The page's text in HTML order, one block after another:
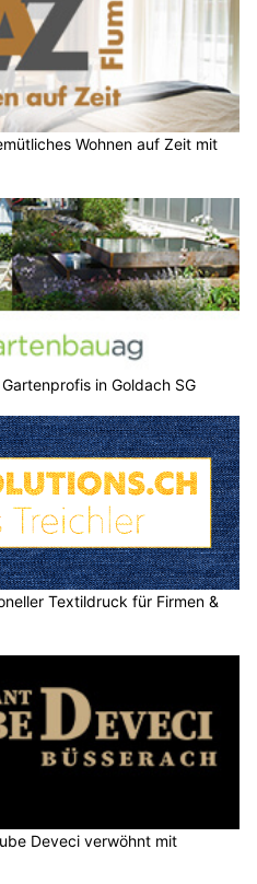
Wohnen auf Zeit mit
in Goldach SG
Textildruck für Firmen &
Deveci verwöhnt mit